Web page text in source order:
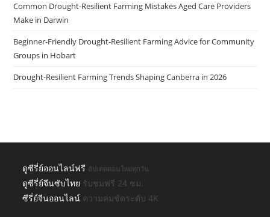
Common Drought-Resilient Farming Mistakes Aged Care Providers
Make in Darwin
Beginner-Friendly Drought-Resilient Farming Advice for Community
Groups in Hobart
Drought-Resilient Farming Trends Shaping Canberra in 2026
ดูซีรี่ย์ออนไลน์ฟรี อัปเดตตอนใหม่ทุกวัน
ดูซีรี่ย์จีนซับไทย รับชมฟรี 24 ชม.
ซีรี่ย์จีนออนไลน์ ความคมชัดระดับ 4K